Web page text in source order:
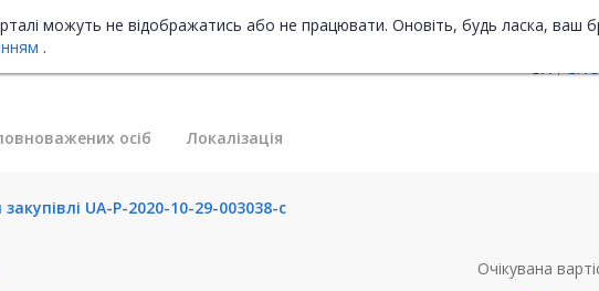
можуть не відображатись або не працювати. Оновіть, будь ласка, ваш
.
UA
ENG
осіб Локалізація
UA-P-2020-10-29-003038-c
Очікувана